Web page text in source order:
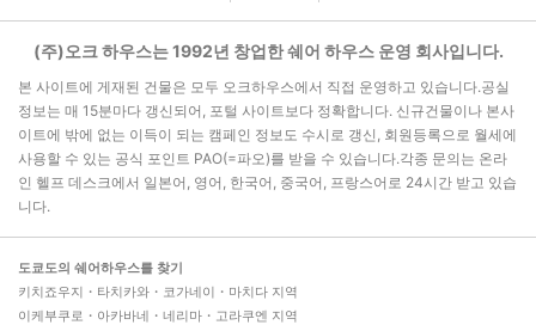
(주)오크 하우스는 1992년 창업한 쉐어 하우스 운영 회사입니다.
본 사이트에 게재된 건물은 모두 오크하우스에서 직접 운영하고 있습니다.공실
정보는 매 15분마다 갱신되어, 포털 사이트보다 정확합니다. 신규건물이나 본사
이트에 밖에 없는 이득이 되는 캠페인 정보도 수시로 갱신, 회원등록으로 월세에
사용할 수 있는 공식 포인트 PAO(=파오)를 받을 수 있습니다.각종 문의는 온라
인 헬프 데스크에서 일본어, 영어, 한국어, 중국어, 프랑스어로 24시간 받고 있습
니다.
도쿄도의 쉐어하우스를 찾기
키치죠우지・타치카와・코가네이・마치다 지역
이케부쿠로・아카바네・네리마・고라쿠엔 지역